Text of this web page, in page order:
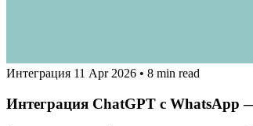
Интеграция 11 Apr 2026 • 8 min read
Интеграция ChatGPT с WhatsApp